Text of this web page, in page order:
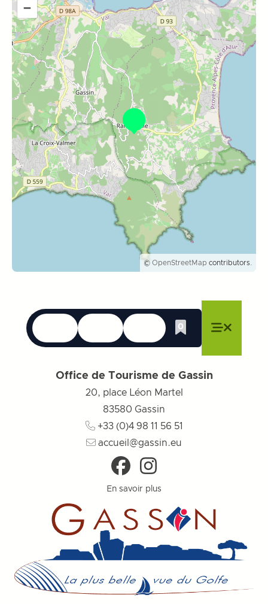
–
© OpenStreetMap contributors.
Langues
Fermer le menu
Accessibilité
Fermer le menu
Recherche
Fermer le menu
0
Liste de
Office de Tourisme de Gassin
20, place Léon Martel
83580 Gassin
+33 (0)4 98 11 56 51
accueil@gassin.eu
En savoir plus